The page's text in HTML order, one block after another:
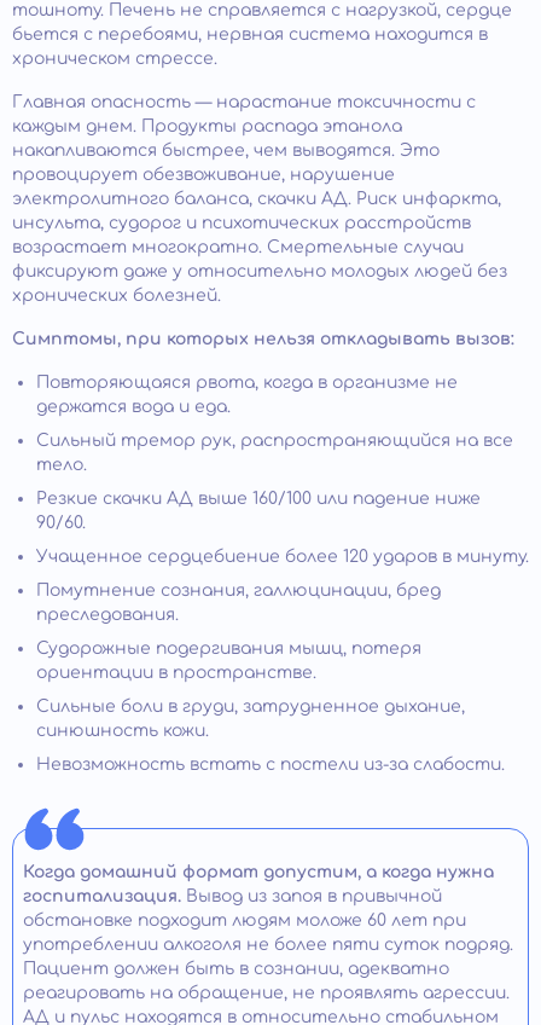
тошноту. Печень не справляется с нагрузкой, сердце
бьется с перебоями, нервная система находится в
хроническом стрессе.
Главная опасность — нарастание токсичности с
каждым днем. Продукты распада этанола
накапливаются быстрее, чем выводятся. Это
провоцирует обезвоживание, нарушение
электролитного баланса, скачки АД. Риск инфаркта,
инсульта, судорог и психотических расстройств
возрастает многократно. Смертельные случаи
фиксируют даже у относительно молодых людей без
хронических болезней.
Симптомы, при которых нельзя откладывать вызов:
Повторяющаяся рвота, когда в организме не
держатся вода и еда.
Сильный тремор рук, распространяющийся на все
тело.
Резкие скачки АД выше 160/100 или падение ниже
90/60.
Учащенное сердцебиение более 120 ударов в минуту.
Помутнение сознания, галлюцинации, бред
преследования.
Судорожные подергивания мышц, потеря
ориентации в пространстве.
Сильные боли в груди, затрудненное дыхание,
синюшность кожи.
Невозможность встать с постели из-за слабости.
Когда домашний формат допустим, а когда нужна
госпитализация. Вывод из запоя в привычной
обстановке подходит людям моложе 60 лет при
употреблении алкоголя не более пяти суток подряд.
Пациент должен быть в сознании, адекватно
реагировать на обращение, не проявлять агрессии.
АД и пульс находятся в относительно стабильном